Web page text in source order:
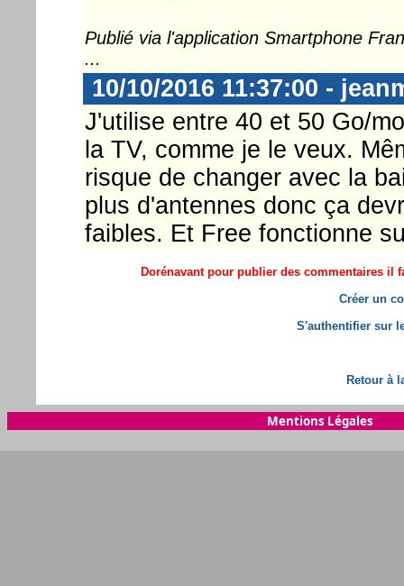
Publié via l'application Smartphone
...
10/10/2016 11:37:00 -
J'utilise entre 40 et 50 Go/
la TV, comme je le veux.
risque de changer avec la
plus d'antennes donc ça
faibles. Et Free fonctionne
Dorénavant pour publier des commentaires il
Créer un
S'authentifier sur
Retour à
Mentions Légales